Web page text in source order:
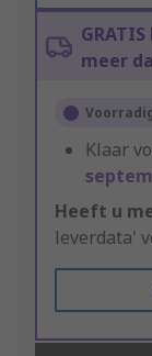
meer
Klaar
Heeft u
leverdata'